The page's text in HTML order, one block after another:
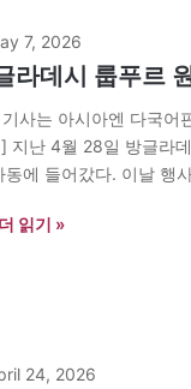
7, 2026
라데시 룹푸르
사는 아시아엔 다국어
지난 4월 28일 방글라
동에 들어갔다. 이날 행
더 읽기 »
24, 2026